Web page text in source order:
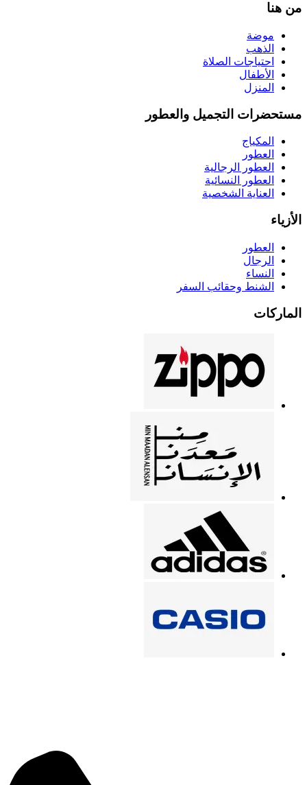
من هنا
موضة
الذهب
احتياجات الصلاة
الأطفال
المنزل
مستحضرات التجميل والعطور
المكياج
العطور
العطور الرجالية
العطور النسائية
العناية الشخصية
الأزياء
العطور
الرجال
النساء
الشنط وحقائب السفر
الماركات